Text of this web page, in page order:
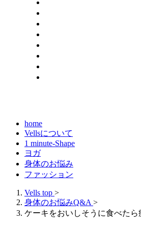
home
Vellsについて
1 minute-Shape
ヨガ
身体のお悩み
ファッション
Vells top >
身体のお悩みQ&A >
ケーキをおいしそうに食べた